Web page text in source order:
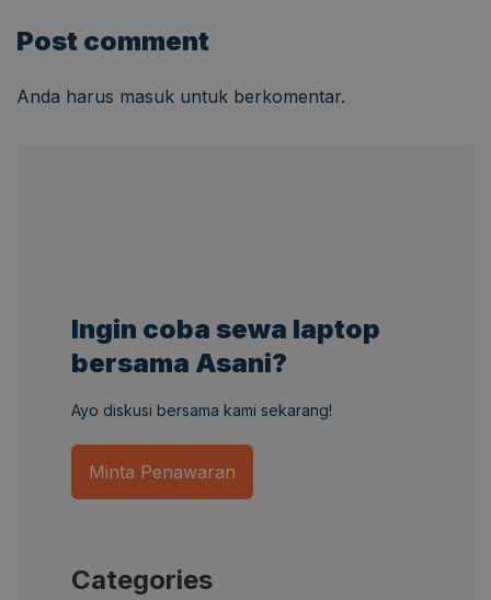
Post comment
Anda harus masuk untuk berkomentar.
Ingin coba sewa laptop
bersama Asani?
Ayo diskusi bersama kami sekarang!
Minta Penawaran
Categories